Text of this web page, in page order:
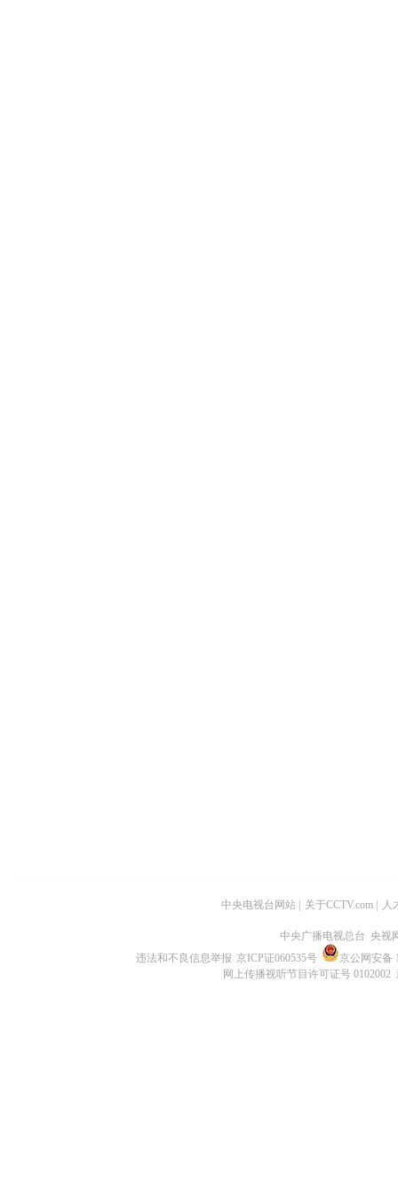
中央电视台网站 关于CCTV.com 人
中央广播电视总台 央视
违法和不良信息举报 京ICP证060535号
京公网安备
网上传播视听节目许可证号 0102002